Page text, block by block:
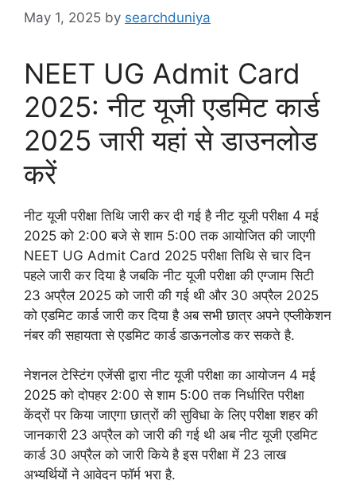
May 1, 2025 by searchduniya
NEET UG Admit Card
2025: नीट यूजी एडमिट कार्ड
2025 जारी यहां से डाउनलोड
करें
नीट यूजी परीक्षा तिथि जारी कर दी गई है नीट यूजी परीक्षा 4 मई
2025 को 2:00 बजे से शाम 5:00 तक आयोजित की जाएगी
NEET UG Admit Card 2025 परीक्षा तिथि से चार दिन
पहले जारी कर दिया है जबकि नीट यूजी परीक्षा की एग्जाम सिटी
23 अप्रैल 2025 को जारी की गई थी और 30 अप्रैल 2025
को एडमिट कार्ड जारी कर दिया है अब सभी छात्र अपने एप्लीकेशन
नंबर की सहायता से एडमिट कार्ड डाऊनलोड कर सकते है.
नेशनल टेस्टिंग एजेंसी द्वारा नीट यूजी परीक्षा का आयोजन 4 मई
2025 को दोपहर 2:00 से शाम 5:00 तक निर्धारित परीक्षा
केंद्रों पर किया जाएगा छात्रों की सुविधा के लिए परीक्षा शहर की
जानकारी 23 अप्रैल को जारी की गई थी अब नीट यूजी एडमिट
कार्ड 30 अप्रैल को जारी किये है इस परीक्षा में 23 लाख
अभ्यर्थियों ने आवेदन फॉर्म भरा है.